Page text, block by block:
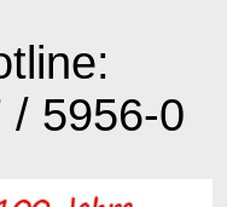
/ 5956-0